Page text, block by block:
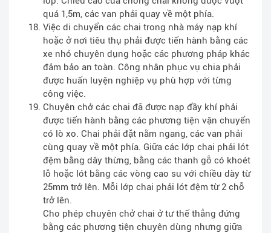
quá 1,5m, các van phải quay về một phía.
Việc di chuyển các chai trong nhà máy nạp khí
hoặc ở nơi tiêu thụ phải được tiến hành bằng các
xe nhỏ chuyên dụng hoặc các phương pháp khác
đảm bảo an toàn. Công nhân phục vụ chia phải
được huấn luyện nghiệp vụ phù hợp với từng
công việc.
Chuyên chở các chai đã được nạp đầy khí phải
được tiến hành bằng các phương tiện vận chuyển
có lò xo. Chai phải đặt nằm ngang, các van phải
cùng quay về một phía. Giữa các lớp chai phải lót
đệm bằng dây thừng, bằng các thanh gỗ có khoét
lỗ hoặc lót bằng các vòng cao su với chiều dày từ
25mm trở lên. Mỗi lớp chai phải lót đệm từ 2 chỗ
trở lên.
Cho phép chuyên chở chai ở tư thế thẳng đứng
bằng các phương tiện chuyên dùng nhưng giữa